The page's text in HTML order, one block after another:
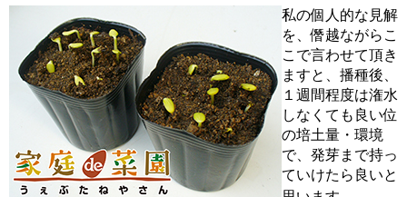
私の個人的な見解
を、僭越ながらこ
こで言わせて頂き
ますと、播種後、
１週間程度は潅水
しなくても良い位
の培土量・環境
で、発芽まで持っ
ていけたら良いと